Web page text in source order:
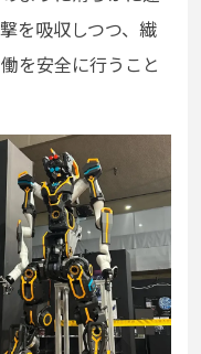
を吸収しつつ、繊
を安全に行うこと